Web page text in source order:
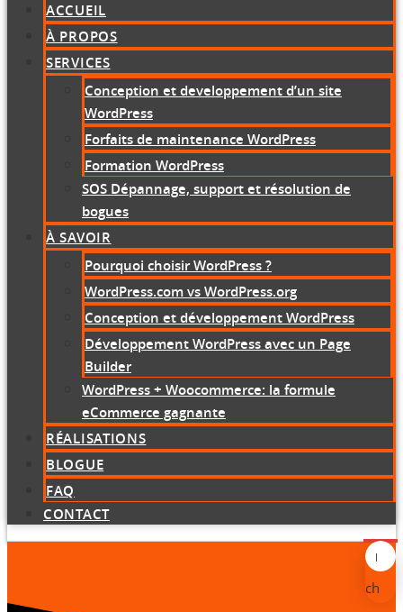
ACCUEIL
À PROPOS
SERVICES
Conception et developpement d’un site
WordPress
Forfaits de maintenance WordPress
Formation WordPress
SOS Dépannage, support et résolution de
bogues
À SAVOIR
Pourquoi choisir WordPress ?
WordPress.com vs WordPress.org
Conception et développement WordPress
Développement WordPress avec un Page
Builder
WordPress + Woocommerce: la formule
eCommerce gagnante
RÉALISATIONS
BLOGUE
FAQ
CONTACT
Search